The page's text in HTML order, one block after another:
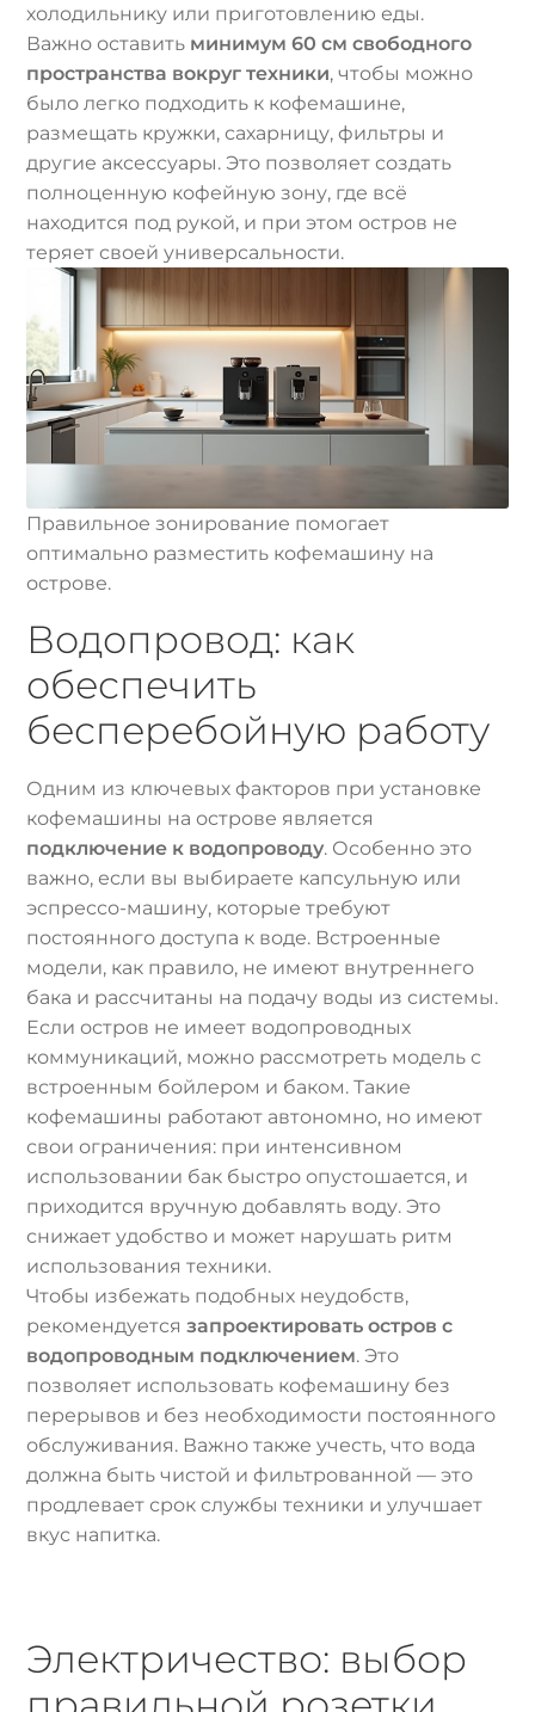
холодильнику или приготовлению еды.
Важно оставить минимум 60 см свободного
пространства вокруг техники, чтобы можно
было легко подходить к кофемашине,
размещать кружки, сахарницу, фильтры и
другие аксессуары. Это позволяет создать
полноценную кофейную зону, где всё
находится под рукой, и при этом остров не
теряет своей универсальности.
Правильное зонирование помогает
оптимально разместить кофемашину на
острове.
Водопровод: как
обеспечить
бесперебойную работу
Одним из ключевых факторов при установке
кофемашины на острове является
подключение к водопроводу. Особенно это
важно, если вы выбираете капсульную или
эспрессо-машину, которые требуют
постоянного доступа к воде. Встроенные
модели, как правило, не имеют внутреннего
бака и рассчитаны на подачу воды из системы.
Если остров не имеет водопроводных
коммуникаций, можно рассмотреть модель с
встроенным бойлером и баком. Такие
кофемашины работают автономно, но имеют
свои ограничения: при интенсивном
использовании бак быстро опустошается, и
приходится вручную добавлять воду. Это
снижает удобство и может нарушать ритм
использования техники.
Чтобы избежать подобных неудобств,
рекомендуетсязапроектировать остров с
водопроводным подключением. Это
позволяет использовать кофемашину без
перерывов и без необходимости постоянного
обслуживания. Важно также учесть, что вода
должна быть чистой и фильтрованной — это
продлевает срок службы техники и улучшает
вкус напитка.
Электричество: выбор